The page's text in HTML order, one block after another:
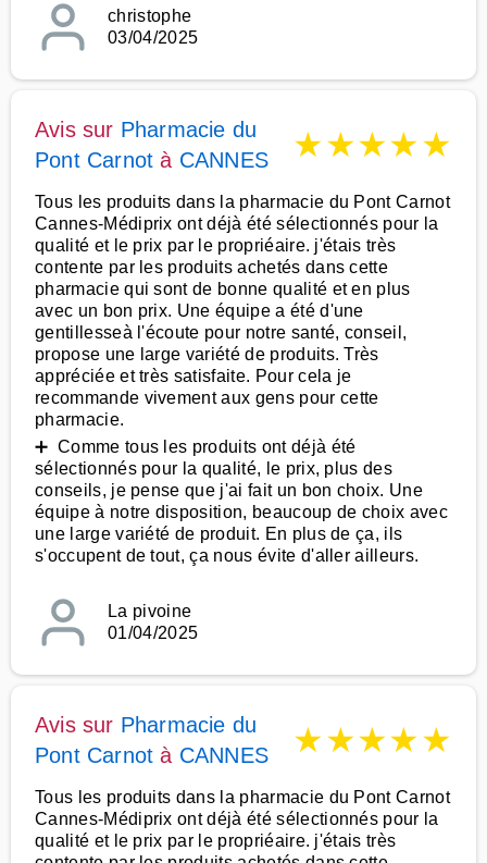
christophe
03/04/2025
Avis sur Pharmacie du
Pont Carnot à CANNES ★★★★★
Tous les produits dans la pharmacie du Pont Carnot
Cannes-Médiprix ont déjà été sélectionnés pour la
qualité et le prix par le propriéaire. j'étais très
contente par les produits achetés dans cette
pharmacie qui sont de bonne qualité et en plus
avec un bon prix. Une équipe a été d'une
gentillesseà l'écoute pour notre santé, conseil,
propose une large variété de produits. Très
appréciée et très satisfaite. Pour cela je
recommande vivement aux gens pour cette
pharmacie.
➕ Comme tous les produits ont déjà été
sélectionnés pour la qualité, le prix, plus des
conseils, je pense que j'ai fait un bon choix. Une
équipe à notre disposition, beaucoup de choix avec
une large variété de produit. En plus de ça, ils
s'occupent de tout, ça nous évite d'aller ailleurs.
La pivoine
01/04/2025
Avis sur Pharmacie du
Pont Carnot à CANNES ★★★★★
Tous les produits dans la pharmacie du Pont Carnot
Cannes-Médiprix ont déjà été sélectionnés pour la
qualité et le prix par le propriéaire. j'étais très